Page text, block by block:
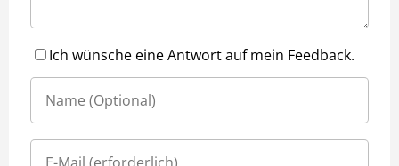
Ich wünsche eine Antwort auf mein Feedback.